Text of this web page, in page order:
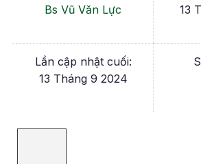
Bs Vũ Văn Lực
13
Lần cập nhật cuối:
13 Tháng 9 2024